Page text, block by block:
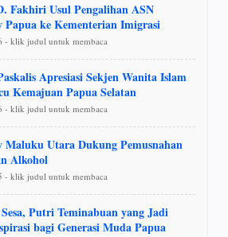
Fakhiri Usul Pengalihan ASN
Papua ke Kementerian Imigrasi
- klik judul untuk membaca
Apresiasi Sekjen Wanita Islam
Kemajuan Papua Selatan
- klik judul untuk membaca
Maluku Utara Dukung Pemusnahan
Alkohol
- klik judul untuk membaca
Putri Teminabuan yang Jadi
bagi Generasi Muda Papua